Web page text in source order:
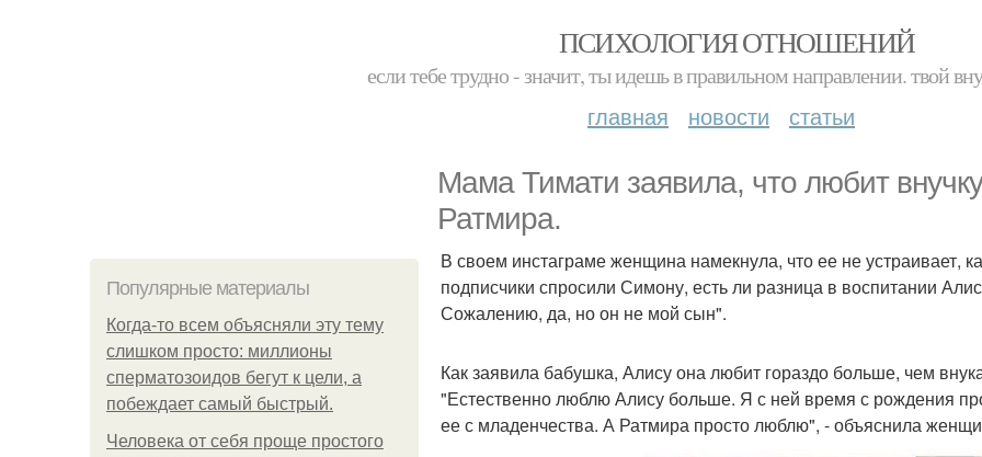
ПСИХОЛОГИЯ ОТНОШЕНИЙ
если тебе трудно - значит, ты идешь в правильном направлении. твой
главная новости статьи
Мама Тимати заявила, что любит
Ратмира.
Популярные материалы
Когда-то всем объясняли эту тему
слишком просто: миллионы
сперматозоидов бегут к цели, а
побеждает самый быстрый.
Человека от себя проще простого
В своем инстаграме женщина намекнула, что ее не устраивает,
подписчики спросили Симону, есть ли разница в воспитании
Сожалению, да, но он не мой сын".
Как заявила бабушка, Алису она любит гораздо больше, чем
"Естественно люблю Алису больше. Я с ней время с рождения
ее с младенчества. А Ратмира просто люблю", - объяснила